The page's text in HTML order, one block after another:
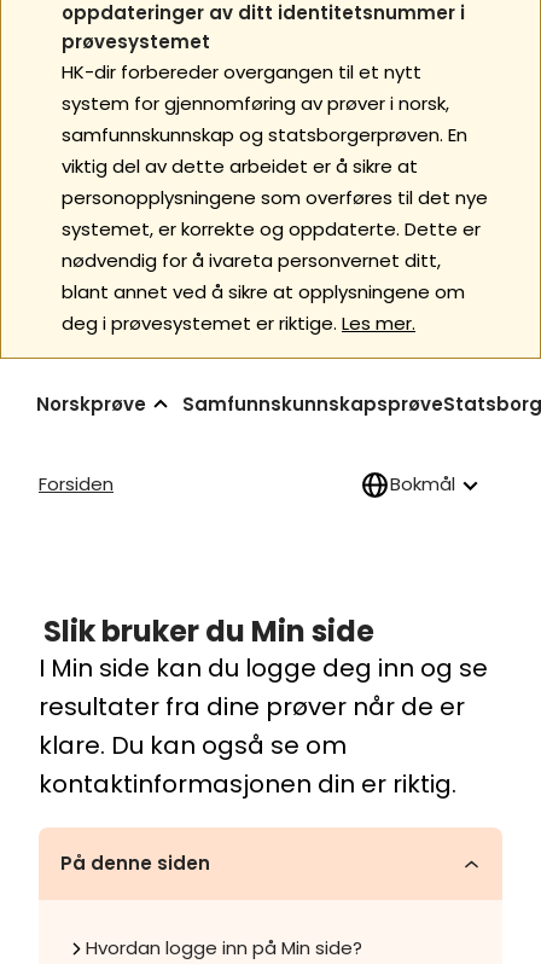
oppdateringer av ditt identitetsnummer i
prøvesystemet
HK-dir forbereder overgangen til et nytt
system for gjennomføring av prøver i norsk,
samfunnskunnskap og statsborgerprøven. En
viktig del av dette arbeidet er å sikre at
personopplysningene som overføres til det nye
systemet, er korrekte og oppdaterte. Dette er
nødvendig for å ivareta personvernet ditt,
blant annet ved å sikre at opplysningene om
deg i prøvesystemet er riktige. Les mer.
Norskprøve Samfunnskunnskapsprøve
Forsiden Bokmål
Slik bruker du Min side
I Min side kan du logge deg inn og se
resultater fra dine prøver når de er
klare. Du kan også se om
kontaktinformasjonen din er riktig.
På denne siden
Hvordan logge inn på Min side?